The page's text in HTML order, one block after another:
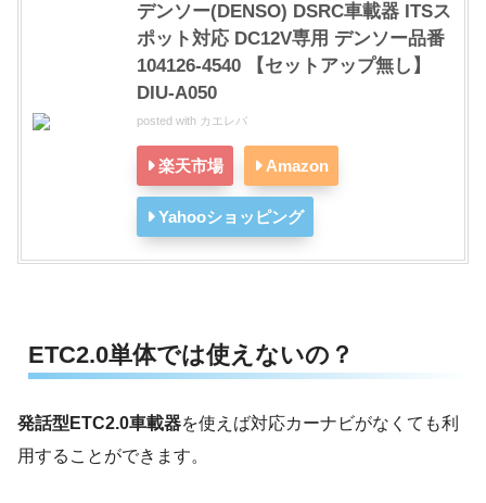
デンソー(DENSO) DSRC車載器 ITSス
ポット対応 DC12V専用 デンソー品番
104126-4540 【セットアップ無し】
DIU-A050
posted with カエレバ
楽天市場 Amazon
Yahooショッピング
ETC2.0単体では使えないの？
発話型ETC2.0車載器を使えば対応カーナビがなくても利
用することができます。